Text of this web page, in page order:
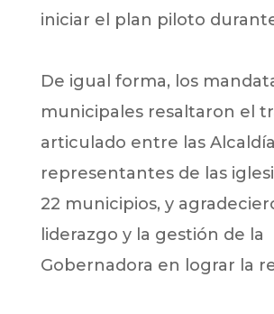
iniciar el plan piloto durante
De igual forma, los
municipales resaltaron el
articulado entre las
representantes de las
22 municipios, y
liderazgo y la gestión de la
Gobernadora en lograr la